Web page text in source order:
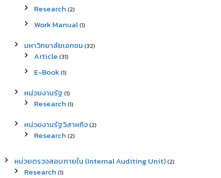
Research (2)
Work Manual(1)
มหาวิทยาลัยเอกชน (32)
Article (31)
E-Book(1)
หน่วยงานรัฐ (1)
Research (1)
หน่วยงานรัฐวิสาหกิจ(2)
Research (2)
หน่วยตรวจสอบภายใน (Internal Auditing Unit)(2)
Research (1)